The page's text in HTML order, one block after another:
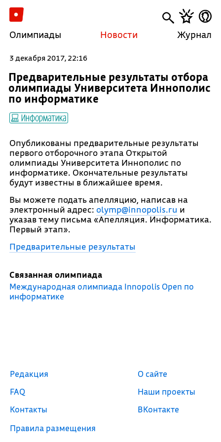
Олимпиады Новости Журнал
3 декабря 2017, 22:16
Предварительные результаты отбора
олимпиады Университета Иннополис
по информатике
Информатика
Опубликованы предварительные результаты
первого отборочного этапа Открытой
олимпиады Университета Иннополис по
информатике. Окончательные результаты
будут известны в ближайшее время.
Вы можете подать апелляцию, написав на
электронный адрес: olymp@innopolis.ru и
указав тему письма «Апелляция. Информатика.
Первый этап».
Предварительные результаты
Связанная олимпиада
Международная олимпиада Innopolis Open по
информатике
Редакция
FAQ
Контакты
Правила размещения
О сайте
Наши проекты
ВКонтакте